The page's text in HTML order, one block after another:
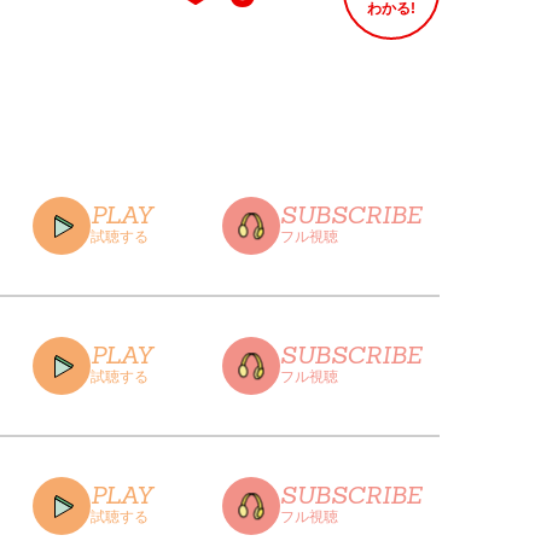
わかる!
PLAY
試聴する
SUBSCRIBE
フル視聴
CLOSE
PLAY
試聴する
SUBSCRIBE
フル視聴
PLAY
試聴する
SUBSCRIBE
フル視聴